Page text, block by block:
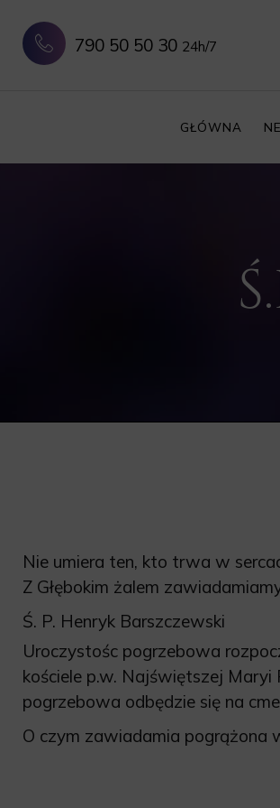
790 50 50 30 24h/7
GŁÓWNA
Nie umiera ten, kto trwa w
Z Głębokim żalem
Ś. P. Henryk Barszczewski
Uroczystośc pogrzebowa
kościele p.w. Najświętszej Maryi
pogrzebowa odbędzie się na
O czym zawiadamia pogrążona